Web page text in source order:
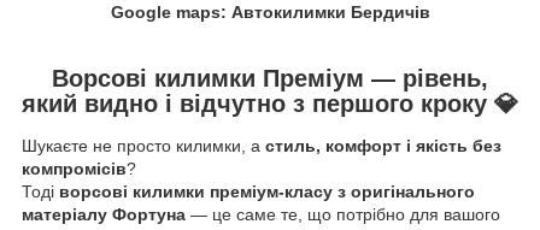
Google maps: Автокилимки Бердичів
Ворсові килимки Преміум — рівень,
який видно і відчутно з першого кроку 💎
Шукаєте не просто килимки, а стиль, комфорт і якість без
компромісів?
Тоді ворсові килимки преміум-класу з оригінального
матеріалу Фортуна — це саме те, що потрібно для вашого